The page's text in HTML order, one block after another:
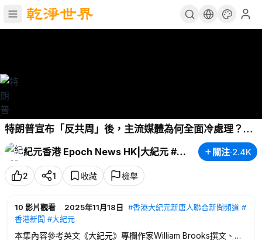
特朗普宣布「反共周」後，主流媒體為何全面冷處理？這
絕非巧合——被刻意忽視的民主警訊，正悄悄滲入美國文
化戰場。|#紀元香港 #EpochNewsHK #反共周 #特朗普
#大紀元
紀元香港 Epoch News HK|大紀元 #粵語 關注·2.4K
2 1 收藏 檢舉
10 影片觀看 · 2025年11月18日 #香港大紀元新唐人聯合新聞頻道 #
香港新聞 #大紀元
本集內容參考英文《大紀元》專欄作家William Brooks撰文、信